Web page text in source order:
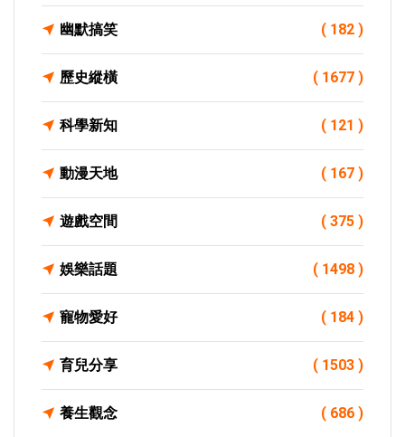
幽默搞笑 ( 182 )
歷史縱橫 ( 1677 )
科學新知 ( 121 )
動漫天地 ( 167 )
遊戲空間 ( 375 )
娛樂話題 ( 1498 )
寵物愛好 ( 184 )
育兒分享 ( 1503 )
養生觀念 ( 686 )